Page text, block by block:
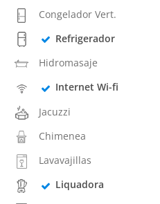
Congelador Vert.
Refrigerador
Hidromasaje
Internet Wi-fi
Jacuzzi
Chimenea
Lavavajillas
Liquadora